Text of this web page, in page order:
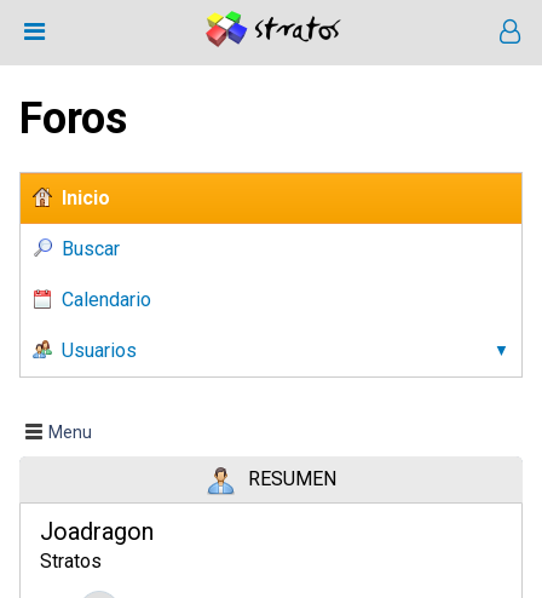
Foros
Inicio
Buscar
Calendario
Usuarios
Menu
RESUMEN
Joadragon
Stratos